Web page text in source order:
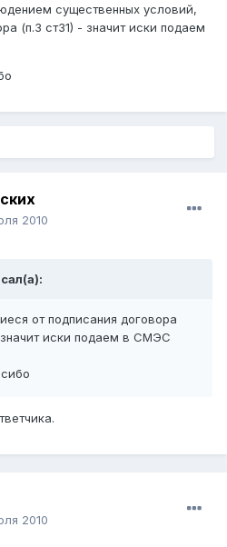
существенных условий,
(п.3 ст31) - значит иски подаем
2010
от подписания договора
значит иски подаем в СМЭС
2010